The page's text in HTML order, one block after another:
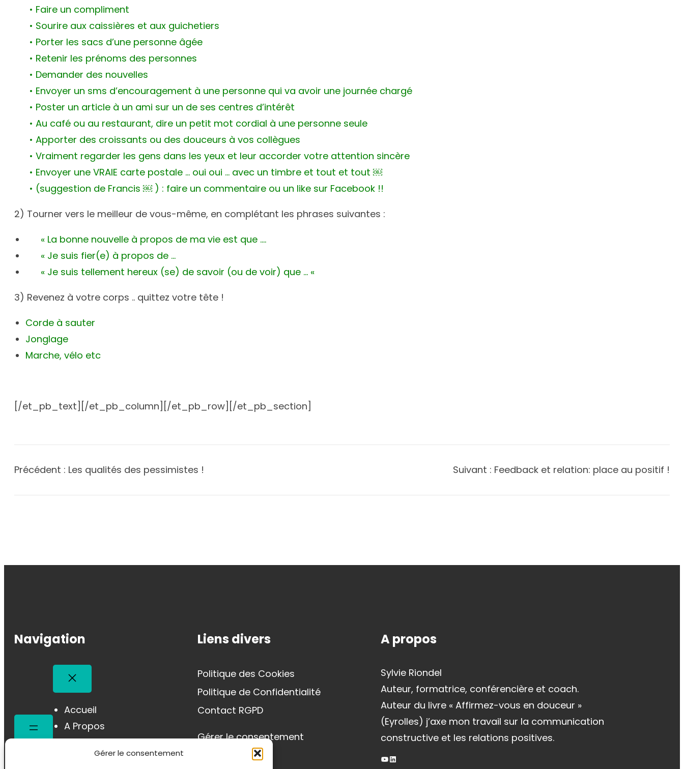
Gérer le consentement
• Faire un compliment
• Sourire aux caissières et aux guichetiers
• Porter les sacs d’une personne âgée
• Retenir les prénoms des personnes
• Demander des nouvelles
• Envoyer un sms d’encouragement à une personne qui va avoir une journée chargé
• Poster un article à un ami sur un de ses centres d’intérêt
• Au café ou au restaurant, dire un petit mot cordial à une personne seule
• Apporter des croissants ou des douceurs à vos collègues
• Vraiment regarder les gens dans les yeux et leur accorder votre attention sincère
• Envoyer une VRAIE carte postale … oui oui … avec un timbre et tout et tout ￼
• (suggestion de Francis ￼ ) : faire un commentaire ou un like sur Facebook !!
2) Tourner vers le meilleur de vous-même, en complétant les phrases suivantes :
« La bonne nouvelle à propos de ma vie est que ….
« Je suis fier(e) à propos de …
« Je suis tellement hereux (se) de savoir (ou de voir) que … «
3) Revenez à votre corps .. quittez votre tête !
Corde à sauter
Jonglage
Marche, vélo etc
[/et_pb_text][/et_pb_column][/et_pb_row][/et_pb_section]
Précédent : Les qualités des pessimistes ! Suivant : Feedback et relation: place au positif !
Navigation
Accueil
A Propos
Mes Prestations
Liens divers
Politique des Cookies
Politique de Confidentialité
Contact RGPD
Gérer le consentement
A propos
Sylvie Riondel
Auteur, formatrice, conférencière et coach.
Auteur du livre « Affirmez-vous en douceur »
(Eyrolles) j’axe mon travail sur la communication
constructive et les relations positives.
YouTube LinkedIn